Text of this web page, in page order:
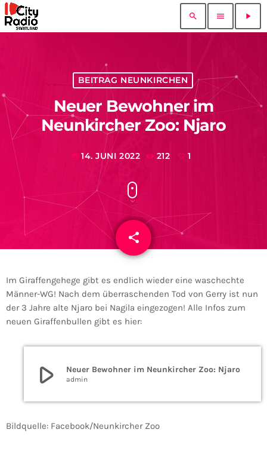
search menu play_arrow
BEITRAG NEUNKIRCHEN
Neuer Bewohner im
Neunkircher Zoo: Njaro
today 14. JUNI 2022 212 1
share
email
Im Giraffengehege gibt es endlich wieder eine waschechte
Männer-WG! Nach dem überraschenden Tod von Gerry ist nun
der 3 Jahre alte Njaro bei Nagila eingezogen! Alle Infos zum
neuen Giraffenbullen gibt es hier:
play_arrow Neuer Bewohner im Neunkircher Zoo: Njaro
admin
Bildquelle: Facebook/Neunkircher Zoo